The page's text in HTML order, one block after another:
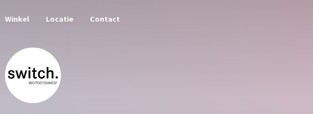
Winkel Locatie Contact